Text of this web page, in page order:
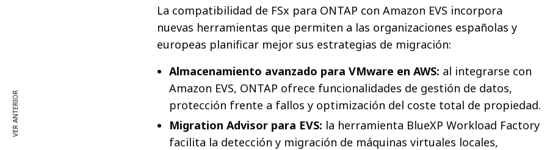
La compatibilidad de FSx para ONTAP con Amazon EVS incorpora
nuevas herramientas que permiten a las organizaciones españolas y
europeas planificar mejor sus estrategias de migración:
Almacenamiento avanzado para VMware en AWS: al integrarse con
Amazon EVS, ONTAP ofrece funcionalidades de gestión de datos,
protección frente a fallos y optimización del coste total de propiedad.
Migration Advisor para EVS: la herramienta BlueXP Workload Factory
facilita la detección y migración de máquinas virtuales locales,
VER ANTERIOR